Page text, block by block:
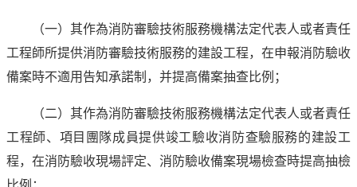
（一）其作為消防審驗技術服務機構法定代表人或者責任
工程師所提供消防審驗技術服務的建設工程，在申報消防驗收
備案時不適用告知承諾制，并提高備案抽查比例；
（二）其作為消防審驗技術服務機構法定代表人或者責任
工程師、項目團隊成員提供竣工驗收消防查驗服務的建設工
程，在消防驗收現場評定、消防驗收備案現場檢查時提高抽檢